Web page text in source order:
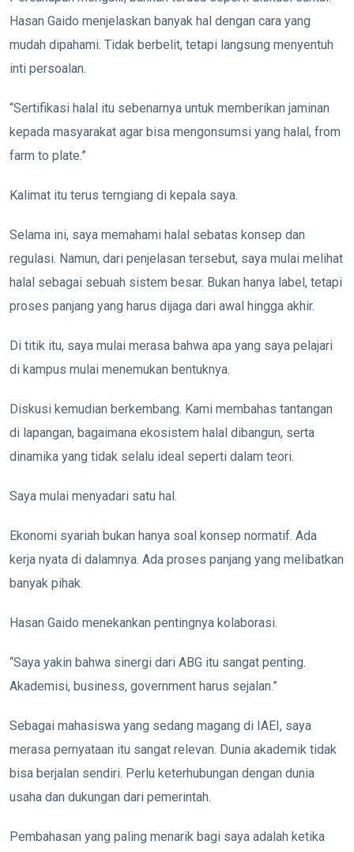
Hasan Gaido menjelaskan banyak hal dengan cara yang
mudah dipahami. Tidak berbelit, tetapi langsung menyentuh
inti persoalan.
“Sertifikasi halal itu sebenarnya untuk memberikan jaminan
kepada masyarakat agar bisa mengonsumsi yang halal, from
farm to plate.”
Kalimat itu terus terngiang di kepala saya.
Selama ini, saya memahami halal sebatas konsep dan
regulasi. Namun, dari penjelasan tersebut, saya mulai melihat
halal sebagai sebuah sistem besar. Bukan hanya label, tetapi
proses panjang yang harus dijaga dari awal hingga akhir.
Di titik itu, saya mulai merasa bahwa apa yang saya pelajari
di kampus mulai menemukan bentuknya.
Diskusi kemudian berkembang. Kami membahas tantangan
di lapangan, bagaimana ekosistem halal dibangun, serta
dinamika yang tidak selalu ideal seperti dalam teori.
Saya mulai menyadari satu hal.
Ekonomi syariah bukan hanya soal konsep normatif. Ada
kerja nyata di dalamnya. Ada proses panjang yang melibatkan
banyak pihak.
Hasan Gaido menekankan pentingnya kolaborasi.
“Saya yakin bahwa sinergi dari ABG itu sangat penting.
Akademisi, business, government harus sejalan.”
Sebagai mahasiswa yang sedang magang di IAEI, saya
merasa pernyataan itu sangat relevan. Dunia akademik tidak
bisa berjalan sendiri. Perlu keterhubungan dengan dunia
usaha dan dukungan dari pemerintah.
Pembahasan yang paling menarik bagi saya adalah ketika